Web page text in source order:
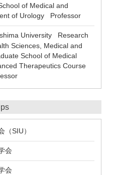
of Medical and
of Urology Professor
University Research
Sciences, Medical and
School of Medical
Therapeutics Course
SIU）
会
会